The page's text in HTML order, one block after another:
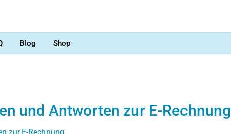
Blog Shop
und Antworten zur E-Rechnung